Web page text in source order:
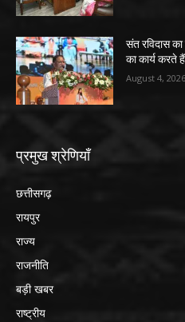
संत रविदास
का कार्य करते
August 4, 2026
प्रमुख श्रेणियाँ
छत्तीसगढ़
रायपुर
राज्य
राजनीति
बड़ी खबर
राष्ट्रीय